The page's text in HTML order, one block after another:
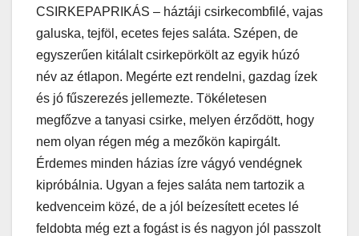
CSIRKEPAPRIKÁS – háztáji csirkecombfilé, vajas
galuska, tejföl, ecetes fejes saláta. Szépen, de
egyszerűen kitálalt csirkepörkölt az egyik húzó
név az étlapon. Megérte ezt rendelni, gazdag ízek
és jó fűszerezés jellemezte. Tökéletesen
megfőzve a tanyasi csirke, melyen érződött, hogy
nem olyan régen még a mezőkön kapirgált.
Érdemes minden házias ízre vágyó vendégnek
kipróbálnia. Ugyan a fejes saláta nem tartozik a
kedvenceim közé, de a jól beízesített ecetes lé
feldobta még ezt a fogást is és nagyon jól passzolt